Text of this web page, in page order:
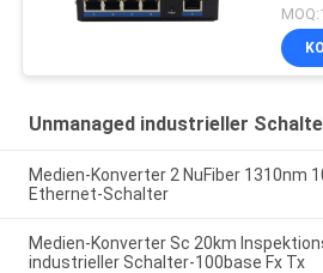
Unmanaged industrieller
Medien-Konverter 2 NuFiber 1310nm
Ethernet-Schalter
Medien-Konverter Sc 20km
industrieller Schalter-100base Fx Tx